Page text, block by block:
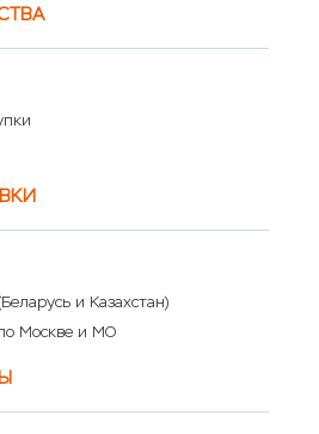
и Казахстан)
Москве и МО